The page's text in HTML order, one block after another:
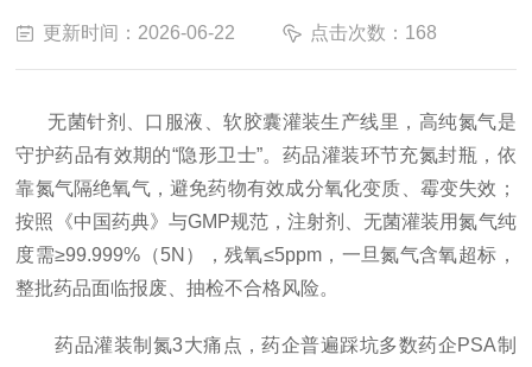
更新时间：2026-06-22 点击次数：168
无菌针剂、口服液、软胶囊灌装生产线里，高纯氮气是
守护药品有效期的“隐形卫士”。药品灌装环节充氮封瓶，依
靠氮气隔绝氧气，避免药物有效成分氧化变质、霉变失效；
按照《中国药典》与GMP规范，注射剂、无菌灌装用氮气纯
度需≥99.999%（5N），残氧≤5ppm，一旦氮气含氧超标，
整批药品面临报废、抽检不合格风险。
药品灌装制氮3大痛点，药企普遍踩坑多数药企PSA制